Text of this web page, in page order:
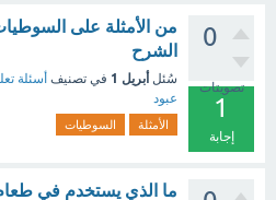
0
تصويتات
1
إجابة
من الأمثلة على
الشرح
سُئل أبريل 1 في تصنيف أسئلة
عبود
الأمثلة السوطيات
ما الذي يستخدم في